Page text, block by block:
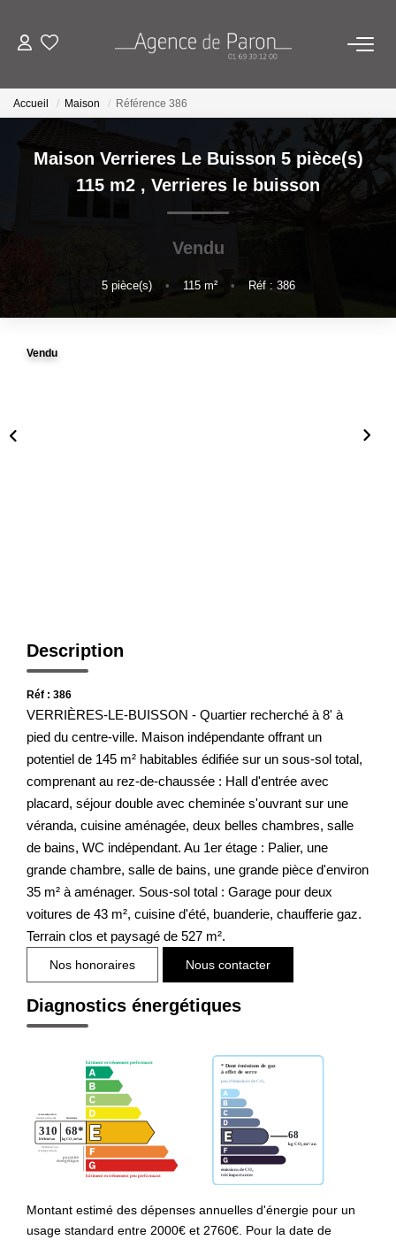
ACHETER
VENDRE
BIENS VENDUS
ESTIMATION
Estimez Votre Bien En Ligne
Demandez Votre Estimation À L'agence
Accueil Maison Référence 386
Maison Verrieres Le Buisson 5 pièce(s)
115 m2 , Verrieres le buisson
Vendu
5pièce(s) • 115m² • Réf : 386
Vendu
Description
Réf : 386
VERRIÈRES-LE-BUISSON - Quartier recherché à 8' à
pied du centre-ville. Maison indépendante offrant un
potentiel de 145 m² habitables édifiée sur un sous-sol total,
comprenant au rez-de-chaussée : Hall d'entrée avec
placard, séjour double avec cheminée s'ouvrant sur une
véranda, cuisine aménagée, deux belles chambres, salle
de bains, WC indépendant. Au 1er étage : Palier, une
grande chambre, salle de bains, une grande pièce d'environ
35 m² à aménager. Sous-sol total : Garage pour deux
voitures de 43 m², cuisine d'été, buanderie, chaufferie gaz.
Terrain clos et paysagé de 527 m².
Nos honoraires Nous contacter
Diagnostics énergétiques
Montant estimé des dépenses annuelles d'énergie pour un
usage standard entre 2000€ et 2760€. Pour la date de